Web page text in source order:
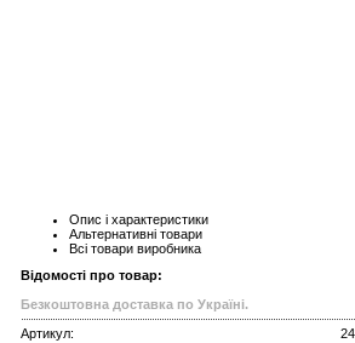
Опис і характеристики
Альтернативні товари
Всі товари виробника
Відомості про товар:
Безкоштовна доставка по Україні.
Артикул: